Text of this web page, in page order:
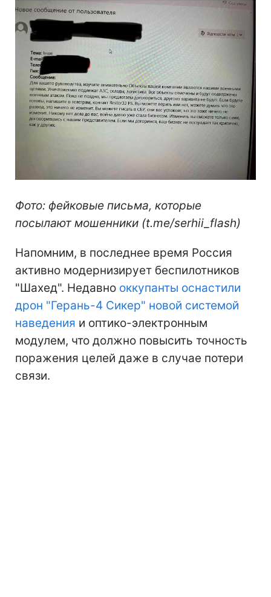
Фото: фейковые письма, которые
посылают мошенники (t.me/serhii_flash)
Напомним, в последнее время Россия
активно модернизирует беспилотников
"Шахед". Недавно оккупанты оснастили
дрон "Герань-4 Сикер" новой системой
наведения и оптико-электронным
модулем, что должно повысить точность
поражения целей даже в случае потери
связи.